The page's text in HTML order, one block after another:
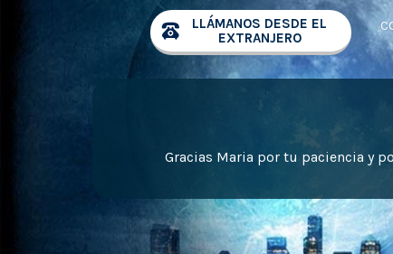
LLÁMANOS DESDE EL
EXTRANJERO
Gracias Maria por tu paciencia y